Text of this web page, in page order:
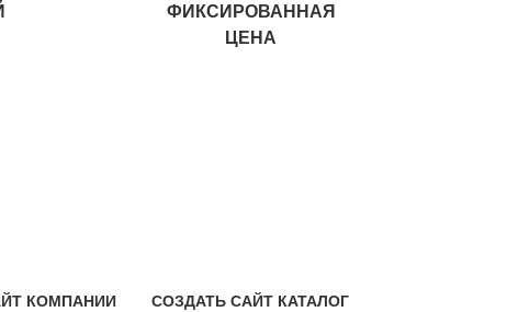
ФИКСИРОВАННАЯ
ЦЕНА
КОМПАНИИ СОЗДАТЬ САЙТ КАТАЛОГ